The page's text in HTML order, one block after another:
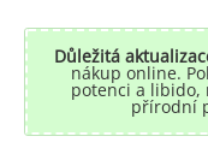
Důležitá
nákup online.
potenci a libido,
přírodní